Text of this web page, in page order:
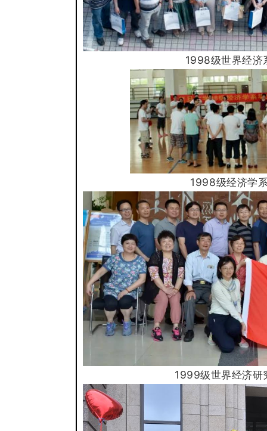
1998级世界经济
1998级经济学
1999级世界经济研